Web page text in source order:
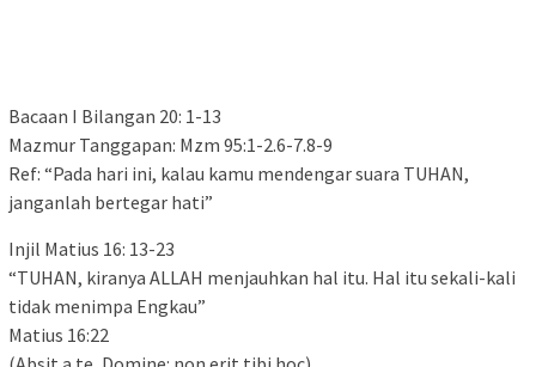
Bacaan I Bilangan 20: 1-13
Mazmur Tanggapan: Mzm 95:1-2.6-7.8-9
Ref: “Pada hari ini, kalau kamu mendengar suara TUHAN,
janganlah bertegar hati”
Injil Matius 16: 13-23
“TUHAN, kiranya ALLAH menjauhkan hal itu. Hal itu sekali-kali
tidak menimpa Engkau”
Matius 16:22